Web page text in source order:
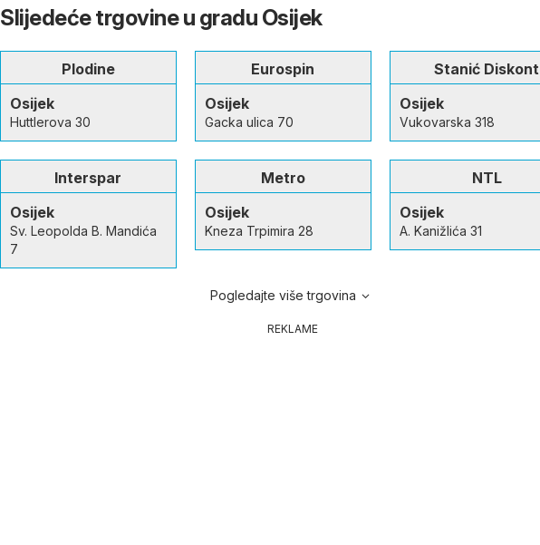
Slijedeće trgovine u gradu Osijek
Plodine
Osijek
Huttlerova 30
Eurospin
Osijek
Gacka ulica 70
Stanić Diskont
Osijek
Vukovarska 318
Interspar
Osijek
Sv. Leopolda B. Mandića
7
Metro
Osijek
Kneza Trpimira 28
NTL
Osijek
A. Kanižlića 31
Pogledajte više trgovina
REKLAME